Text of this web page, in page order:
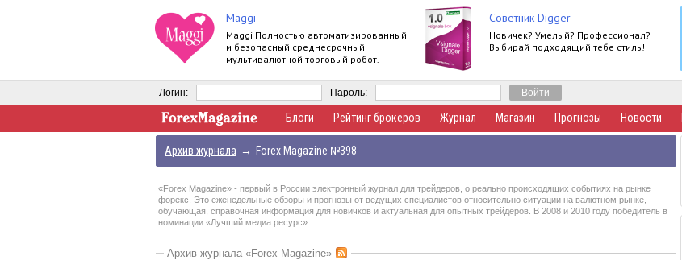
Maggi
Maggi Полностью автоматизированный
и безопасный среднесрочный
мультивалютной торговый робот.
Советник Digger
Новичек? Умелый? Профессионал?
Выбирай подходящий тебе стиль!
Логин: Пароль:
Блоги Рейтинг брокеров Журнал Магазин Прогнозы Новости
Архив журнала → Forex Magazine №398
«Forex Magazine» - первый в России электронный журнал для трейдеров, о реально происходящих событиях на рынке
форекс. Это еженедельные обзоры и прогнозы от ведущих специалистов относительно ситуации на валютном рынке,
обучающая, справочная информация для новичков и актуальная для опытных трейдеров. В 2008 и 2010 году победитель в
номинации «Лучший медиа ресурс»
Архив журнала «Forex Magazine»